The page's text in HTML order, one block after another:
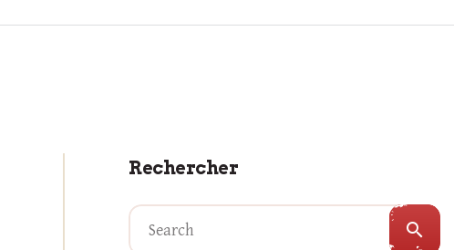
Rechercher
search